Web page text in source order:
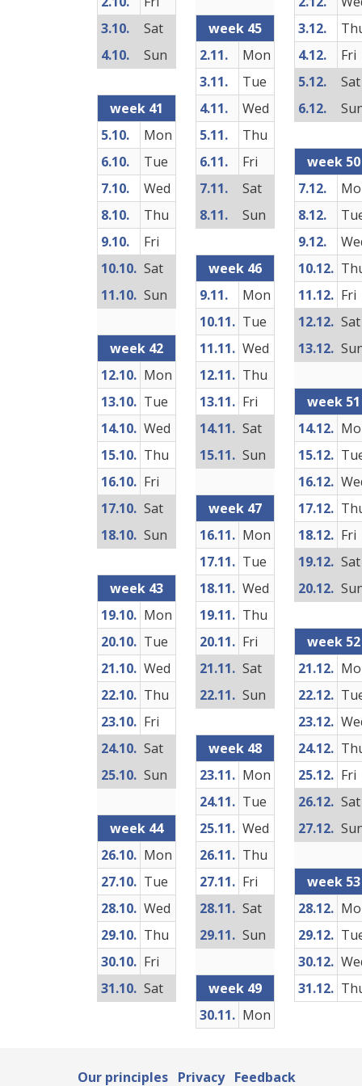
3.10.
Sat
4.10.
Sun
week 41
5.10.
Mon
6.10.
Tue
7.10.
Wed
8.10.
Thu
9.10.
Fri
10.10. Sat
11.10. Sun
week 42
12.10. Mon
13.10. Tue
14.10. Wed
15.10. Thu
16.10. Fri
17.10. Sat
18.10. Sun
week 43
19.10. Mon
20.10. Tue
21.10. Wed
22.10. Thu
23.10. Fri
24.10. Sat
25.10. Sun
week 44
26.10. Mon
27.10. Tue
28.10. Wed
29.10. Thu
30.10. Fri
31.10. Sat
week 45
2.11.
Mon
3.11.
Tue
4.11.
Wed
5.11.
Thu
6.11.
Fri
7.11.
Sat
8.11.
Sun
week 46
9.11.
Mon
10.11. Tue
11.11. Wed
12.11. Thu
13.11. Fri
14.11. Sat
15.11. Sun
week 47
16.11. Mon
17.11. Tue
18.11. Wed
19.11. Thu
20.11. Fri
21.11. Sat
22.11. Sun
week 48
23.11. Mon
24.11. Tue
25.11. Wed
26.11. Thu
27.11. Fri
28.11. Sat
29.11. Sun
week 49
30.11. Mon
3.12.
4.12.
Fri
5.12.
Sat
6.12.
week 50
7.12.
8.12.
9.12.
10.12.
11.12. Fri
12.12. Sat
13.12.
week 51
14.12.
15.12.
16.12.
17.12.
18.12. Fri
19.12. Sat
20.12.
week 52
21.12.
22.12.
23.12.
24.12.
25.12. Fri
26.12. Sat
27.12.
week 53
28.12.
29.12.
30.12.
31.12.
Our principles Privacy Feedback